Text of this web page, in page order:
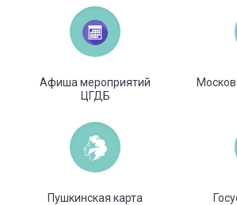
Афиша мероприятий
ЦГДБ
Пушкинская карта